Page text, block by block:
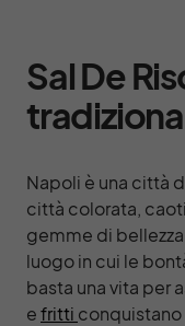
Sal De
Napoli è una città
città colorata,
gemme di bellezza
luogo in cui le
basta una vita per
efritti conquistano